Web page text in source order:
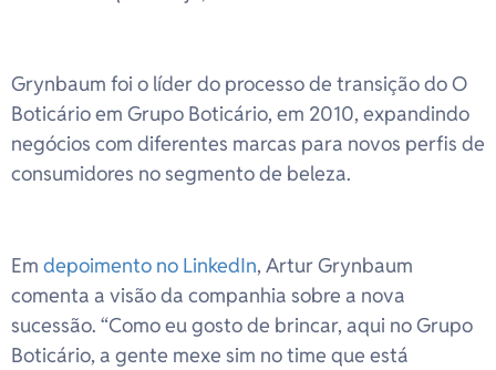
Grynbaum foi o líder do processo de transição do O
Boticário em Grupo Boticário, em 2010, expandindo
negócios com diferentes marcas para novos perfis de
consumidores no segmento de beleza.
Em depoimento no LinkedIn, Artur Grynbaum
comenta a visão da companhia sobre a nova
sucessão. “Como eu gosto de brincar, aqui no Grupo
Boticário, a gente mexe sim no time que está